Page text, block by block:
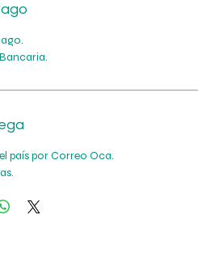
país por Correo Oca.